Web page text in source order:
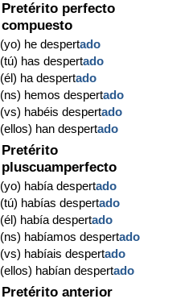
Pretérito perfecto
compuesto
(yo) he despertado
(tú) has despertado
(él) ha despertado
(ns) hemos despertado
(vs) habéis despertado
(ellos) han despertado
Pretérito
pluscuamperfecto
(yo) había despertado
(tú) habías despertado
(él) había despertado
(ns) habíamos despertado
(vs) habíais despertado
(ellos) habían despertado
Pretérito anterior